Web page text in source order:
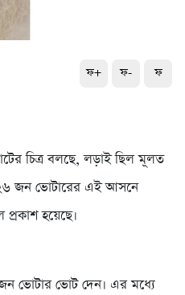
ফ+ ফ- ফ
চিত্র বলছে, লড়াই ছিল মূলত
জন ভোটারের এই আসনে
হয়েছে।
ভোটার ভোট দেন। এর মধ্যে